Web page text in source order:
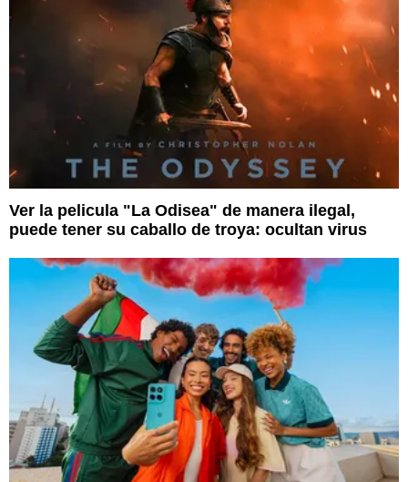
Ver la pelicula "La Odisea" de manera ilegal,
puede tener su caballo de troya: ocultan virus